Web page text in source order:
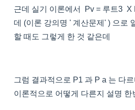
근데 실기 이론에서 Pv = 루트3 X
데 (이론 강의명 ' 계산문제' ) 으로
할 때도 그렇게 한 것 같은데
그럼 결과적으로 P1 과 P a 는 다
이론적으로 어떻게 다른지 설명 한